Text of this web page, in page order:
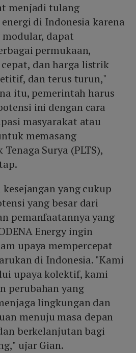
menjadi tulang
di Indonesia karena
dapat
permukaan,
dan harga listrik
dan terus turun,"
itu, pemerintah harus
ini dengan cara
masyarakat atau
memasang
Surya (PLTS),
yang cukup
yang besar dari
pemanfaatannya yang
Energy ingin
upaya mempercepat
di Indonesia. "Kami
upaya kolektif, kami
perubahan yang
lingkungan dan
menuju masa depan
berkelanjutan bagi
ujar Gian.